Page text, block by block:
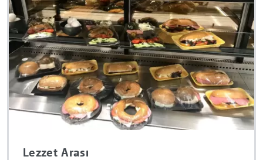
Lezzet Arası